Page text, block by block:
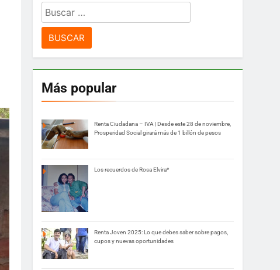
Buscar:
Más popular
Renta Ciudadana – IVA | Desde este 28 de noviembre,
Prosperidad Social girará más de 1 billón de pesos
Los recuerdos de Rosa Elvira*
Renta Joven 2025: Lo que debes saber sobre pagos,
cupos y nuevas oportunidades